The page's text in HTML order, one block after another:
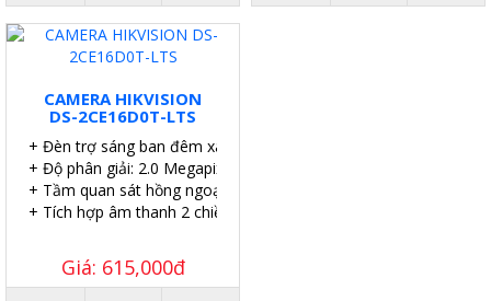
CAMERA HIKVISION
DS-2CE16D0T-LTS
+ Đèn trợ sáng ban đêm xa 20 mét
+ Độ phân giải: 2.0 Megapixel.
+ Tầm quan sát hồng ngoại: 25 mét.
+ Tích hợp âm thanh 2 chiều.
Giá: 615,000đ